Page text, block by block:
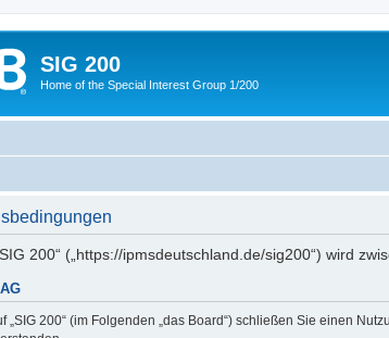
SIG 200
Home of the Special Interest Group 1/200
200“ („https://ipmsdeutschland.de/sig200“) wird
„SIG 200“ (im Folgenden „das Board“) schließen Sie einen